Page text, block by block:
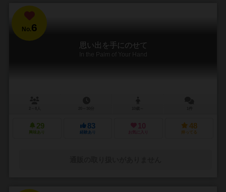
No.6
思い出を手にのせて
In the Palm of Your Hand
29
興味あり
83
経験あり
10
お気に入り
48
持ってる